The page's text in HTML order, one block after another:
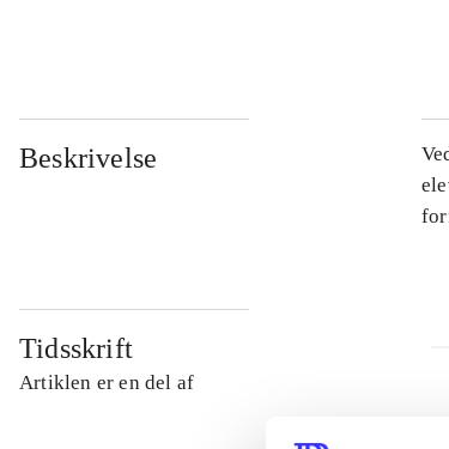
Beskrivelse
Tidsskrift
Artiklen er en del af